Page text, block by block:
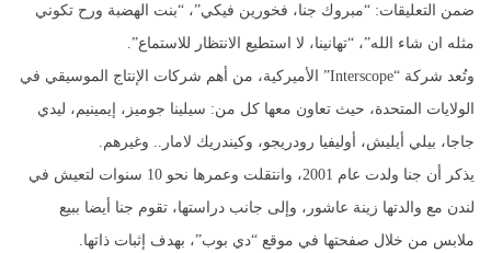
ضمن التعليقات: “مبروك جنا، فخورين فيكي”، “بنت الهضبة ورح تكوني
مثله ان شاء الله”، “تهانينا، لا استطيع الانتظار للاستماع”.
وتُعد شركة “Interscope” الأميركية، من أهم شركات الإنتاج الموسيقي في
الولايات المتحدة، حيث تعاون معها كل من: سيلينا جوميز، إيمينيم، ليدي
جاجا، بيلي أيليش، أوليفيا رودريجو، وكيندريك لامار.. وغيرهم.
يذكر أن جنا ولدت عام 2001، وانتقلت وعمرها نحو 10 سنوات لتعيش في
لندن مع والدتها زينة عاشور، وإلى جانب دراستها، تقوم جنا أيضا ببيع
ملابس من خلال صفحتها في موقع “دي بوب”، بهدف إثبات ذاتها.